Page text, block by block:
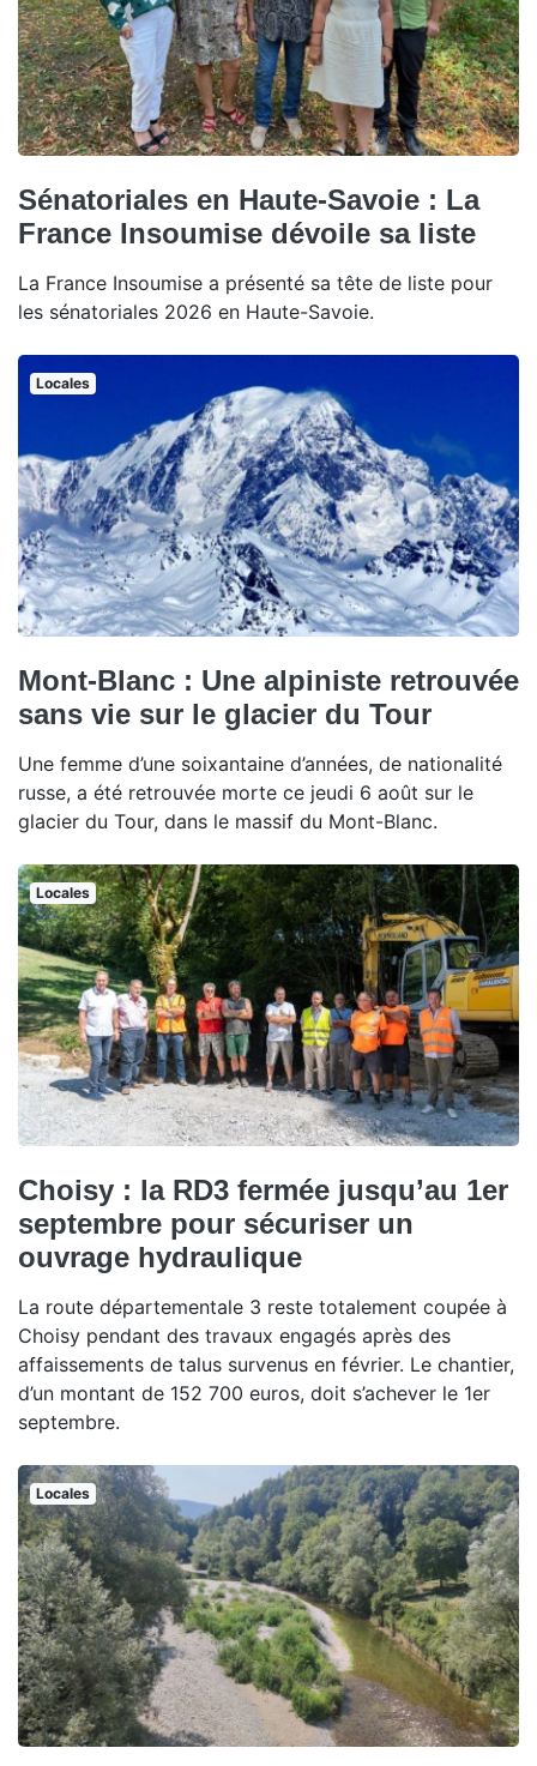
Sénatoriales en Haute-Savoie : La
France Insoumise dévoile sa liste
La France Insoumise a présenté sa tête de liste pour
les sénatoriales 2026 en Haute-Savoie.
Locales
Mont-Blanc : Une alpiniste retrouvée
sans vie sur le glacier du Tour
Une femme d’une soixantaine d’années, de nationalité
russe, a été retrouvée morte ce jeudi 6 août sur le
glacier du Tour, dans le massif du Mont-Blanc.
Locales
Choisy : la RD3 fermée jusqu’au 1er
septembre pour sécuriser un
ouvrage hydraulique
La route départementale 3 reste totalement coupée à
Choisy pendant des travaux engagés après des
affaissements de talus survenus en février. Le chantier,
d’un montant de 152 700 euros, doit s’achever le 1er
septembre.
Locales